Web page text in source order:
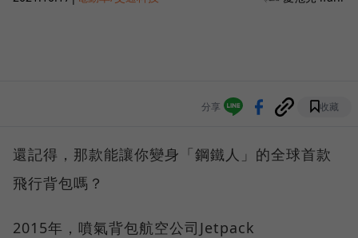
分享 收藏
還記得，那款能讓你變身「鋼鐵人」的全球首款
飛行背包嗎？
2015年，噴氣背包航空公司Jetpack